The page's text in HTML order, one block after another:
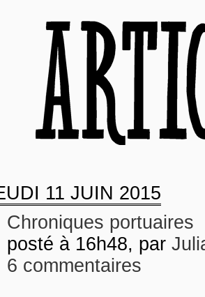
11 JUIN 2015
Chroniques portuaires
posté à 16h48, par
6 commentaires